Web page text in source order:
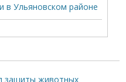
в Ульяновском районе
защиты животных